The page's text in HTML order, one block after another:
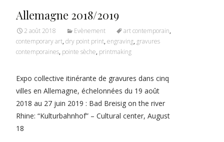
Allemagne 2018/2019
2 août 2018 Evènement art contemporain,
contemporary art, dry point print, engraving, gravures
contemporaines, pointe sèche, printmaking
Expo collective itinérante de gravures dans cinq
villes en Allemagne, échelonnées du 19 août
2018 au 27 juin 2019 : Bad Breisig on the river
Rhine: “Kulturbahnhof” – Cultural center, August
18